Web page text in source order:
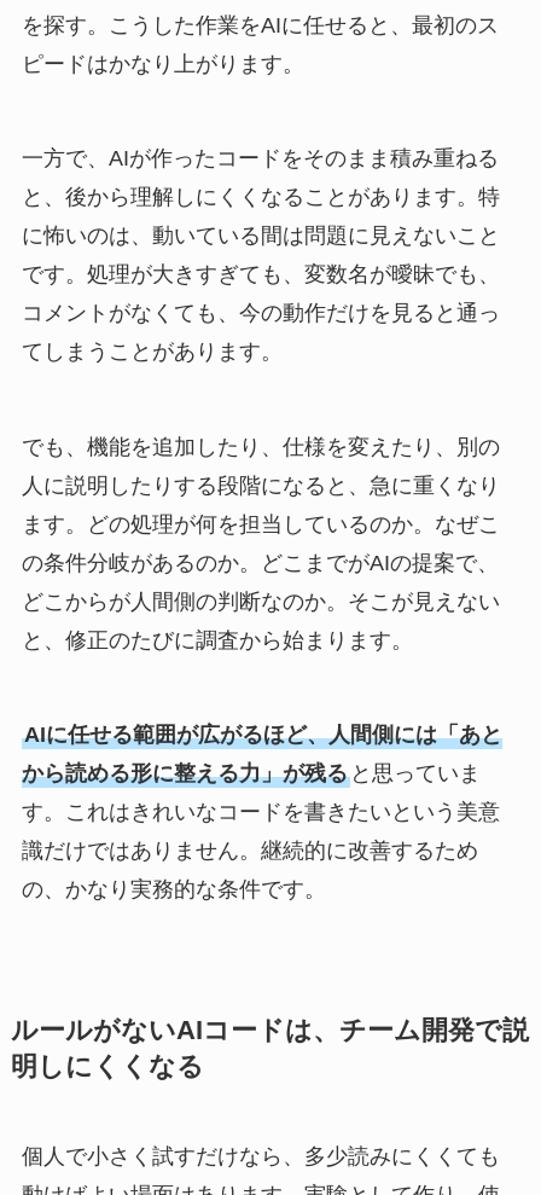
を探す。こうした作業をAIに任せると、最初のス
ピードはかなり上がります。
一方で、AIが作ったコードをそのまま積み重ねる
と、後から理解しにくくなることがあります。特
に怖いのは、動いている間は問題に見えないこと
です。処理が大きすぎても、変数名が曖昧でも、
コメントがなくても、今の動作だけを見ると通っ
てしまうことがあります。
でも、機能を追加したり、仕様を変えたり、別の
人に説明したりする段階になると、急に重くなり
ます。どの処理が何を担当しているのか。なぜこ
の条件分岐があるのか。どこまでがAIの提案で、
どこからが人間側の判断なのか。そこが見えない
と、修正のたびに調査から始まります。
AIに任せる範囲が広がるほど、人間側には「あと
から読める形に整える力」が残ると思っていま
す。これはきれいなコードを書きたいという美意
識だけではありません。継続的に改善するため
の、かなり実務的な条件です。
ルールがないAIコードは、チーム開発で説
明しにくくなる
個人で小さく試すだけなら、多少読みにくくても